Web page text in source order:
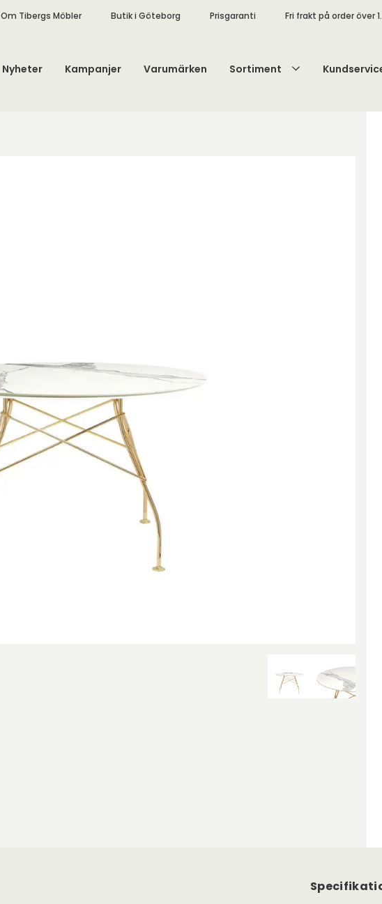
Om Tibergs Möbler Butik i Göteborg Prisgaranti Fri frakt på order över
Nyheter Kampanjer Varumärken Sortiment